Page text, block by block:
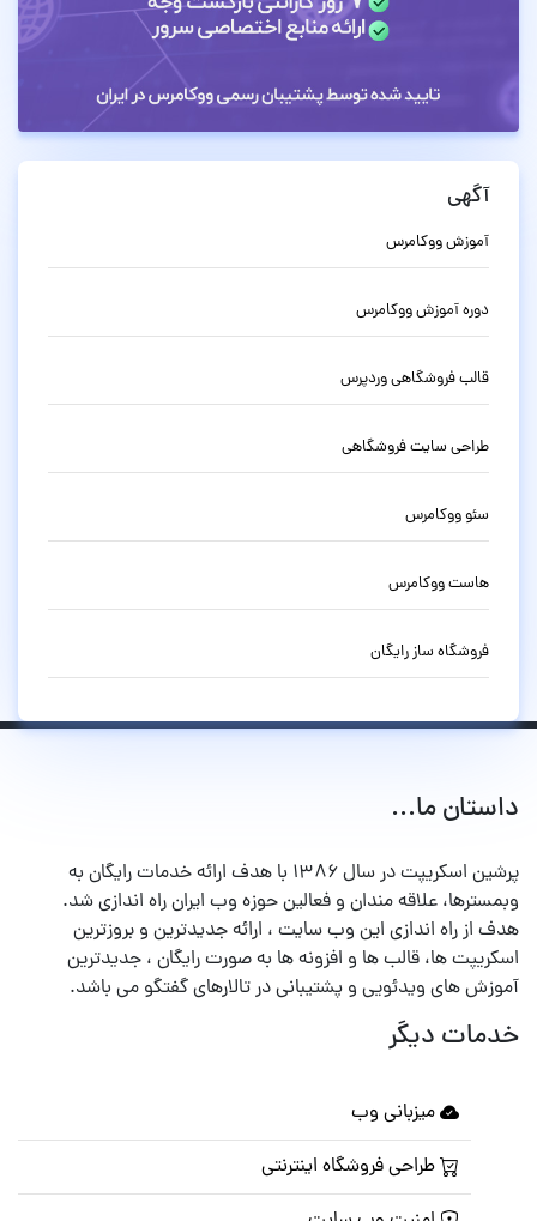
آگهی
آموزش ووکامرس
دوره آموزش ووکامرس
قالب فروشگاهی وردپرس
طراحی سایت فروشگاهی
سئو ووکامرس
هاست ووکامرس
فروشگاه ساز رایگان
داستان ما...
پرشین اسکریپت در سال ۱۳۸۶ با هدف ارائه خدمات رایگان به
وبمسترها، علاقه مندان و فعالین حوزه وب ایران راه اندازی شد.
هدف از راه اندازی این وب سایت ، ارائه جدیدترین و بروزترین
اسکریپت ها، قالب ها و افزونه ها به صورت رایگان ، جدیدترین
آموزش های ویدئویی و پشتیبانی در تالارهای گفتگو می باشد.
خدمات دیگر
میزبانی وب
طراحی فروشگاه اینترنتی